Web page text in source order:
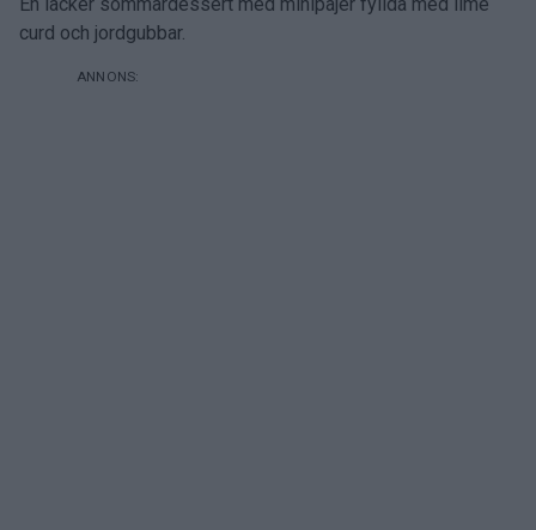
curd och jordgubbar.